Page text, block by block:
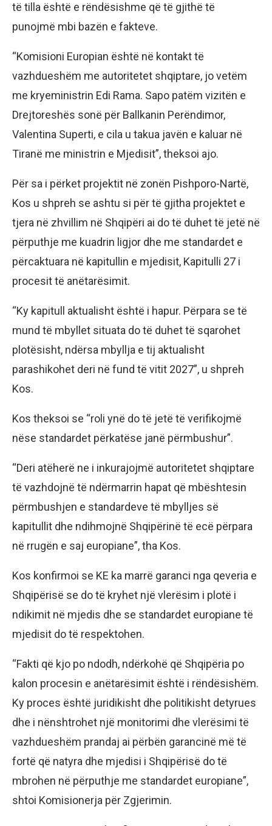
të tilla është e rëndësishme që të gjithë të
punojmë mbi bazën e fakteve.
“Komisioni Europian është në kontakt të
vazhdueshëm me autoritetet shqiptare, jo vetëm
me kryeministrin Edi Rama. Sapo patëm vizitën e
Drejtoreshës sonë për Ballkanin Perëndimor,
Valentina Superti, e cila u takua javën e kaluar në
Tiranë me ministrin e Mjedisit”, theksoi ajo.
Për sa i përket projektit në zonën Pishporo-Nartë,
Kos u shpreh se ashtu si për të gjitha projektet e
tjera në zhvillim në Shqipëri ai do të duhet të jetë në
përputhje me kuadrin ligjor dhe me standardet e
përcaktuara në kapitullin e mjedisit, Kapitulli 27 i
procesit të anëtarësimit.
“Ky kapitull aktualisht është i hapur. Përpara se të
mund të mbyllet situata do të duhet të sqarohet
plotësisht, ndërsa mbyllja e tij aktualisht
parashikohet deri në fund të vitit 2027”, u shpreh
Kos.
Kos theksoi se “roli ynë do të jetë të verifikojmë
nëse standardet përkatëse janë përmbushur”.
“Deri atëherë ne i inkurajojmë autoritetet shqiptare
të vazhdojnë të ndërmarrin hapat që mbështesin
përmbushjen e standardeve të mbylljes së
kapitullit dhe ndihmojnë Shqipërinë të ecë përpara
në rrugën e saj europiane”, tha Kos.
Kos konfirmoi se KE ka marrë garanci nga qeveria e
Shqipërisë se do të kryhet një vlerësim i plotë i
ndikimit në mjedis dhe se standardet europiane të
mjedisit do të respektohen.
“Fakti që kjo po ndodh, ndërkohë që Shqipëria po
kalon procesin e anëtarësimit është i rëndësishëm.
Ky proces është juridikisht dhe politikisht detyrues
dhe i nënshtrohet një monitorimi dhe vlerësimi të
vazhdueshëm prandaj ai përbën garancinë më të
fortë që natyra dhe mjedisi i Shqipërisë do të
mbrohen në përputhje me standardet europiane”,
shtoi Komisionerja për Zgjerimin.